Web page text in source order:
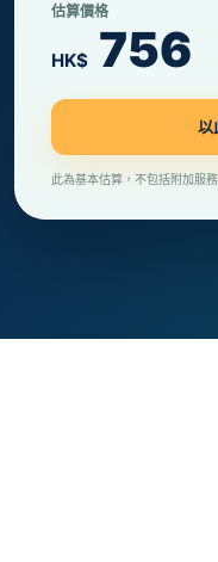
估算價格
HK$ 756
以
此為基本估算，不包括附加服